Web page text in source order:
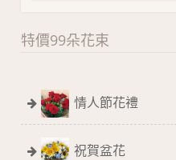
特價99朵花束
情人節花禮
祝賀盆花